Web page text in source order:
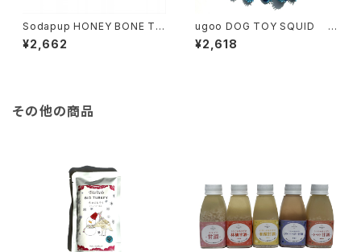
Sodapup HONEY BONE TO
Y Mサイズ ソダパップ ハニー
ボーントーイ
¥2,662
ugoo DOG TOY SQUID ユ
ーゴー ドッグトーイ スクィッド
¥2,618
その他の商品